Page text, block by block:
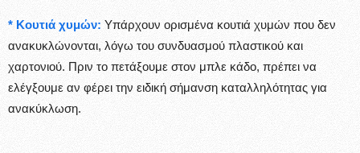
* Κουτιά χυμών: Υπάρχουν ορισμένα κουτιά χυμών που δεν
ανακυκλώνονται, λόγω του συνδυασμού πλαστικού και
χαρτονιού. Πριν το πετάξουμε στον μπλε κάδο, πρέπει να
ελέγξουμε αν φέρει την ειδική σήμανση καταλληλότητας για
ανακύκλωση.